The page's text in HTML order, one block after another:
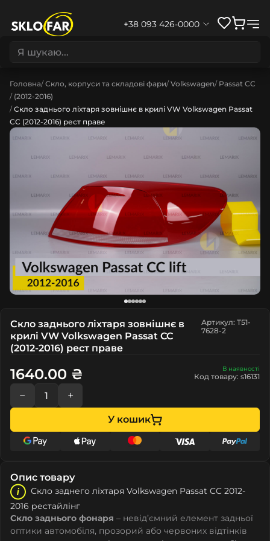
+38 093 426-0000
Головна Скло, корпуси та складові фари Volkswagen Passat CC
(2012-2016)
Скло заднього ліхтаря зовнішнє в крилі VW Volkswagen Passat
CC (2012-2016) рест праве
Скло заднього ліхтаря зовнішнє в
крилі VW Volkswagen Passat CC
(2012-2016) рест праве
Артикул: T51-
7628-2
В наявності
Код товару: s16131
1640.00 ₴
− +
У кошик
Опис товару
Скло заднего ліхтаря Volkswagen Passat CC 2012-
2016 рестайлінг
Скло заднього фонаря – невід’ємний елемент задньої
оптики автомобіля, прозорий або червоних відтінків